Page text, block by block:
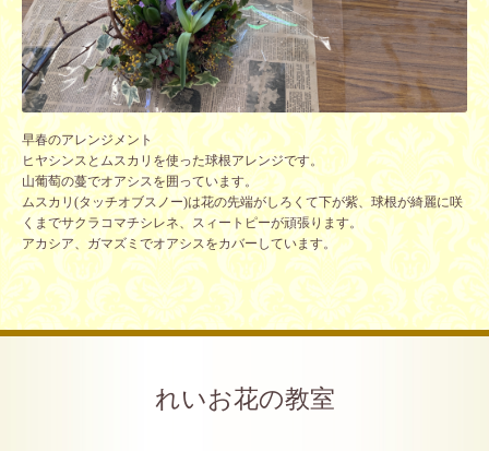
早春のアレンジメント
ヒヤシンスとムスカリを使った球根アレンジです。
山葡萄の蔓でオアシスを囲っています。
ムスカリ(タッチオブスノー)は花の先端がしろくて下が紫、球根が綺麗に咲
くまでサクラコマチシレネ、スィートピーが頑張ります。
アカシア、ガマズミでオアシスをカバーしています。
れいお花の教室